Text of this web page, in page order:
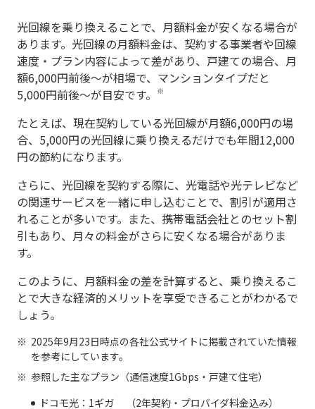
光回線を乗り換えることで、月額料金が安くなる場合が
あります。光回線の月額料金は、契約する事業者や回線
速度・プラン内容によって差があり、戸建ての場合、月
額6,000円前後～が相場で、マンションタイプだと
5,000円前後～が目安です。
※
たとえば、現在契約している光回線が月額6,000円の場
合、5,000円の光回線に乗り換えるだけでも年間12,000
円の節約になります。
さらに、光回線を契約する際に、光電話や光テレビなど
の関連サービスを一緒に申し込むことで、割引が適用さ
れることが多いです。また、携帯電話会社とのセット割
引もあり、月々の料金がさらに安くなる場合がありま
す。
このように、月額料金の差を計算すると、乗り換えるこ
とで大きな経済的メリットを享受できることがわかるで
しょう。
2025年9月23日時点の各社公式サイトに掲載されていた情報
を参考にしています。
参照した主なプラン（通信速度1Gbps・戸建て住宅）
ドコモ光：1ギガ （2年契約・プロバイダ料金込み）